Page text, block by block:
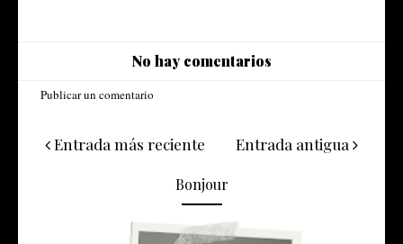
No hay comentarios
Publicar un comentario
Entrada más reciente Entrada antigua
Bonjour